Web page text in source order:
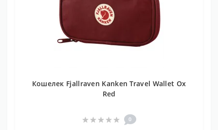
Кошелек Fjallraven Kanken Travel Wallet Ox
Red
0